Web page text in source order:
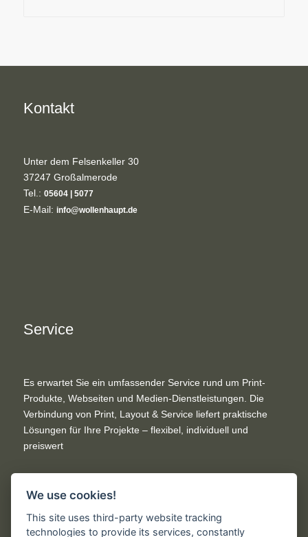
Kontakt
Unter dem Felsenkeller 30
37247 Großalmerode
Tel.: 05604 | 5077
E-Mail: info@wollenhaupt.de
Service
Es erwartet Sie ein umfassender Service rund um Print-
Produkte, Webseiten und Medien-Dienstleistungen. Die
Verbindung von Print, Layout & Service liefert praktische
Lösungen für Ihre Projekte – flexibel, individuell und
preiswert
Rechtliches
We use cookies!
This site uses third-party website tracking
technologies to provide its services, constantly